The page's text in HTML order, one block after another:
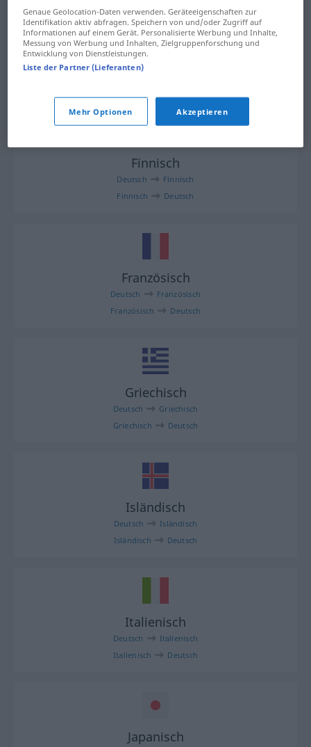
Dänisch
Deutsch
Finnisch
Deutsch
Finnisch
Finnisch
Deutsch
Französisch
Deutsch
Französisch
Französisch
Deutsch
Griechisch
Deutsch
Griechisch
Griechisch
Deutsch
Isländisch
Deutsch
Isländisch
Isländisch
Deutsch
Italienisch
Deutsch
Italienisch
Italienisch
Deutsch
Japanisch
Genaue Geolocation-Daten verwenden. Geräteeigenschaften zur
Identifikation aktiv abfragen. Speichern von und/oder Zugriff auf
Informationen auf einem Gerät. Personalisierte Werbung und Inhalte,
Messung von Werbung und Inhalten, Zielgruppenforschung und
Entwicklung von Dienstleistungen.
Liste der Partner (Lieferanten)
Mehr Optionen Akzeptieren